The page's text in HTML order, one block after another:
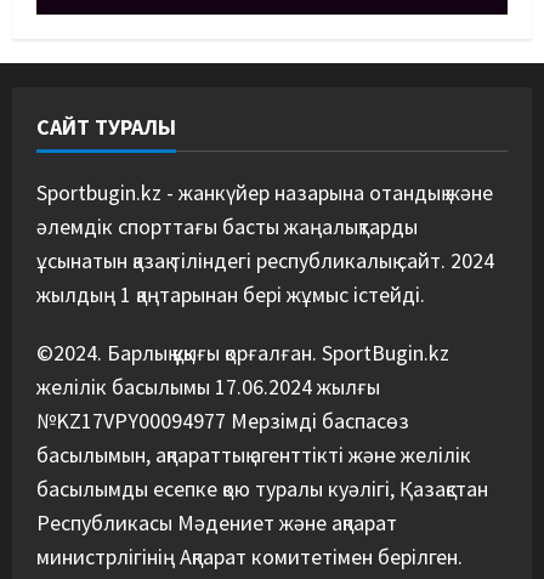
Әйгілі Снайдер мен Тажудинов
5
құрамасының бас бапкері
тағайындалды
САЙТ ТУРАЛЫ
Sportbugin.kz - жанкүйер назарына отандық және
әлемдік спорттағы басты жаңалықтарды
ұсынатын қазақ тіліндегі республикалық сайт. 2024
жылдың 1 қаңтарынан бері жұмыс істейді.
©2024. Барлық құқығы қорғалған. SportBugin.kz
желілік басылымы 17.06.2024 жылғы
№KZ17VPY00094977 Мерзімді баспасөз
басылымын, ақпараттық агенттікті және желілік
басылымды есепке қою туралы куәлігі, Қазақстан
Республикасы Мәдениет және ақпарат
министрлігінің Ақпарат комитетімен берілген.